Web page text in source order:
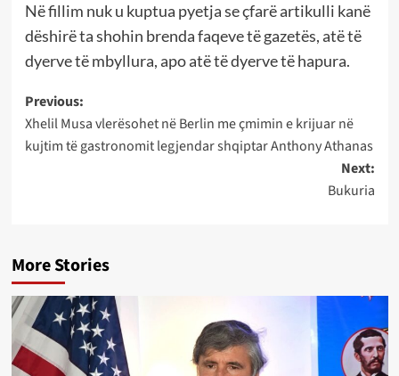
Në fillim nuk u kuptua pyetja se çfarë artikulli kanë
dëshirë ta shohin brenda faqeve të gazetës, atë të
dyerve të mbyllura, apo atë të dyerve të hapura.
Post
navigation
Previous:
Xhelil Musa vlerësohet në Berlin me çmimin e krijuar në
kujtim të gastronomit legjendar shqiptar Anthony Athanas
Next:
Bukuria
More Stories